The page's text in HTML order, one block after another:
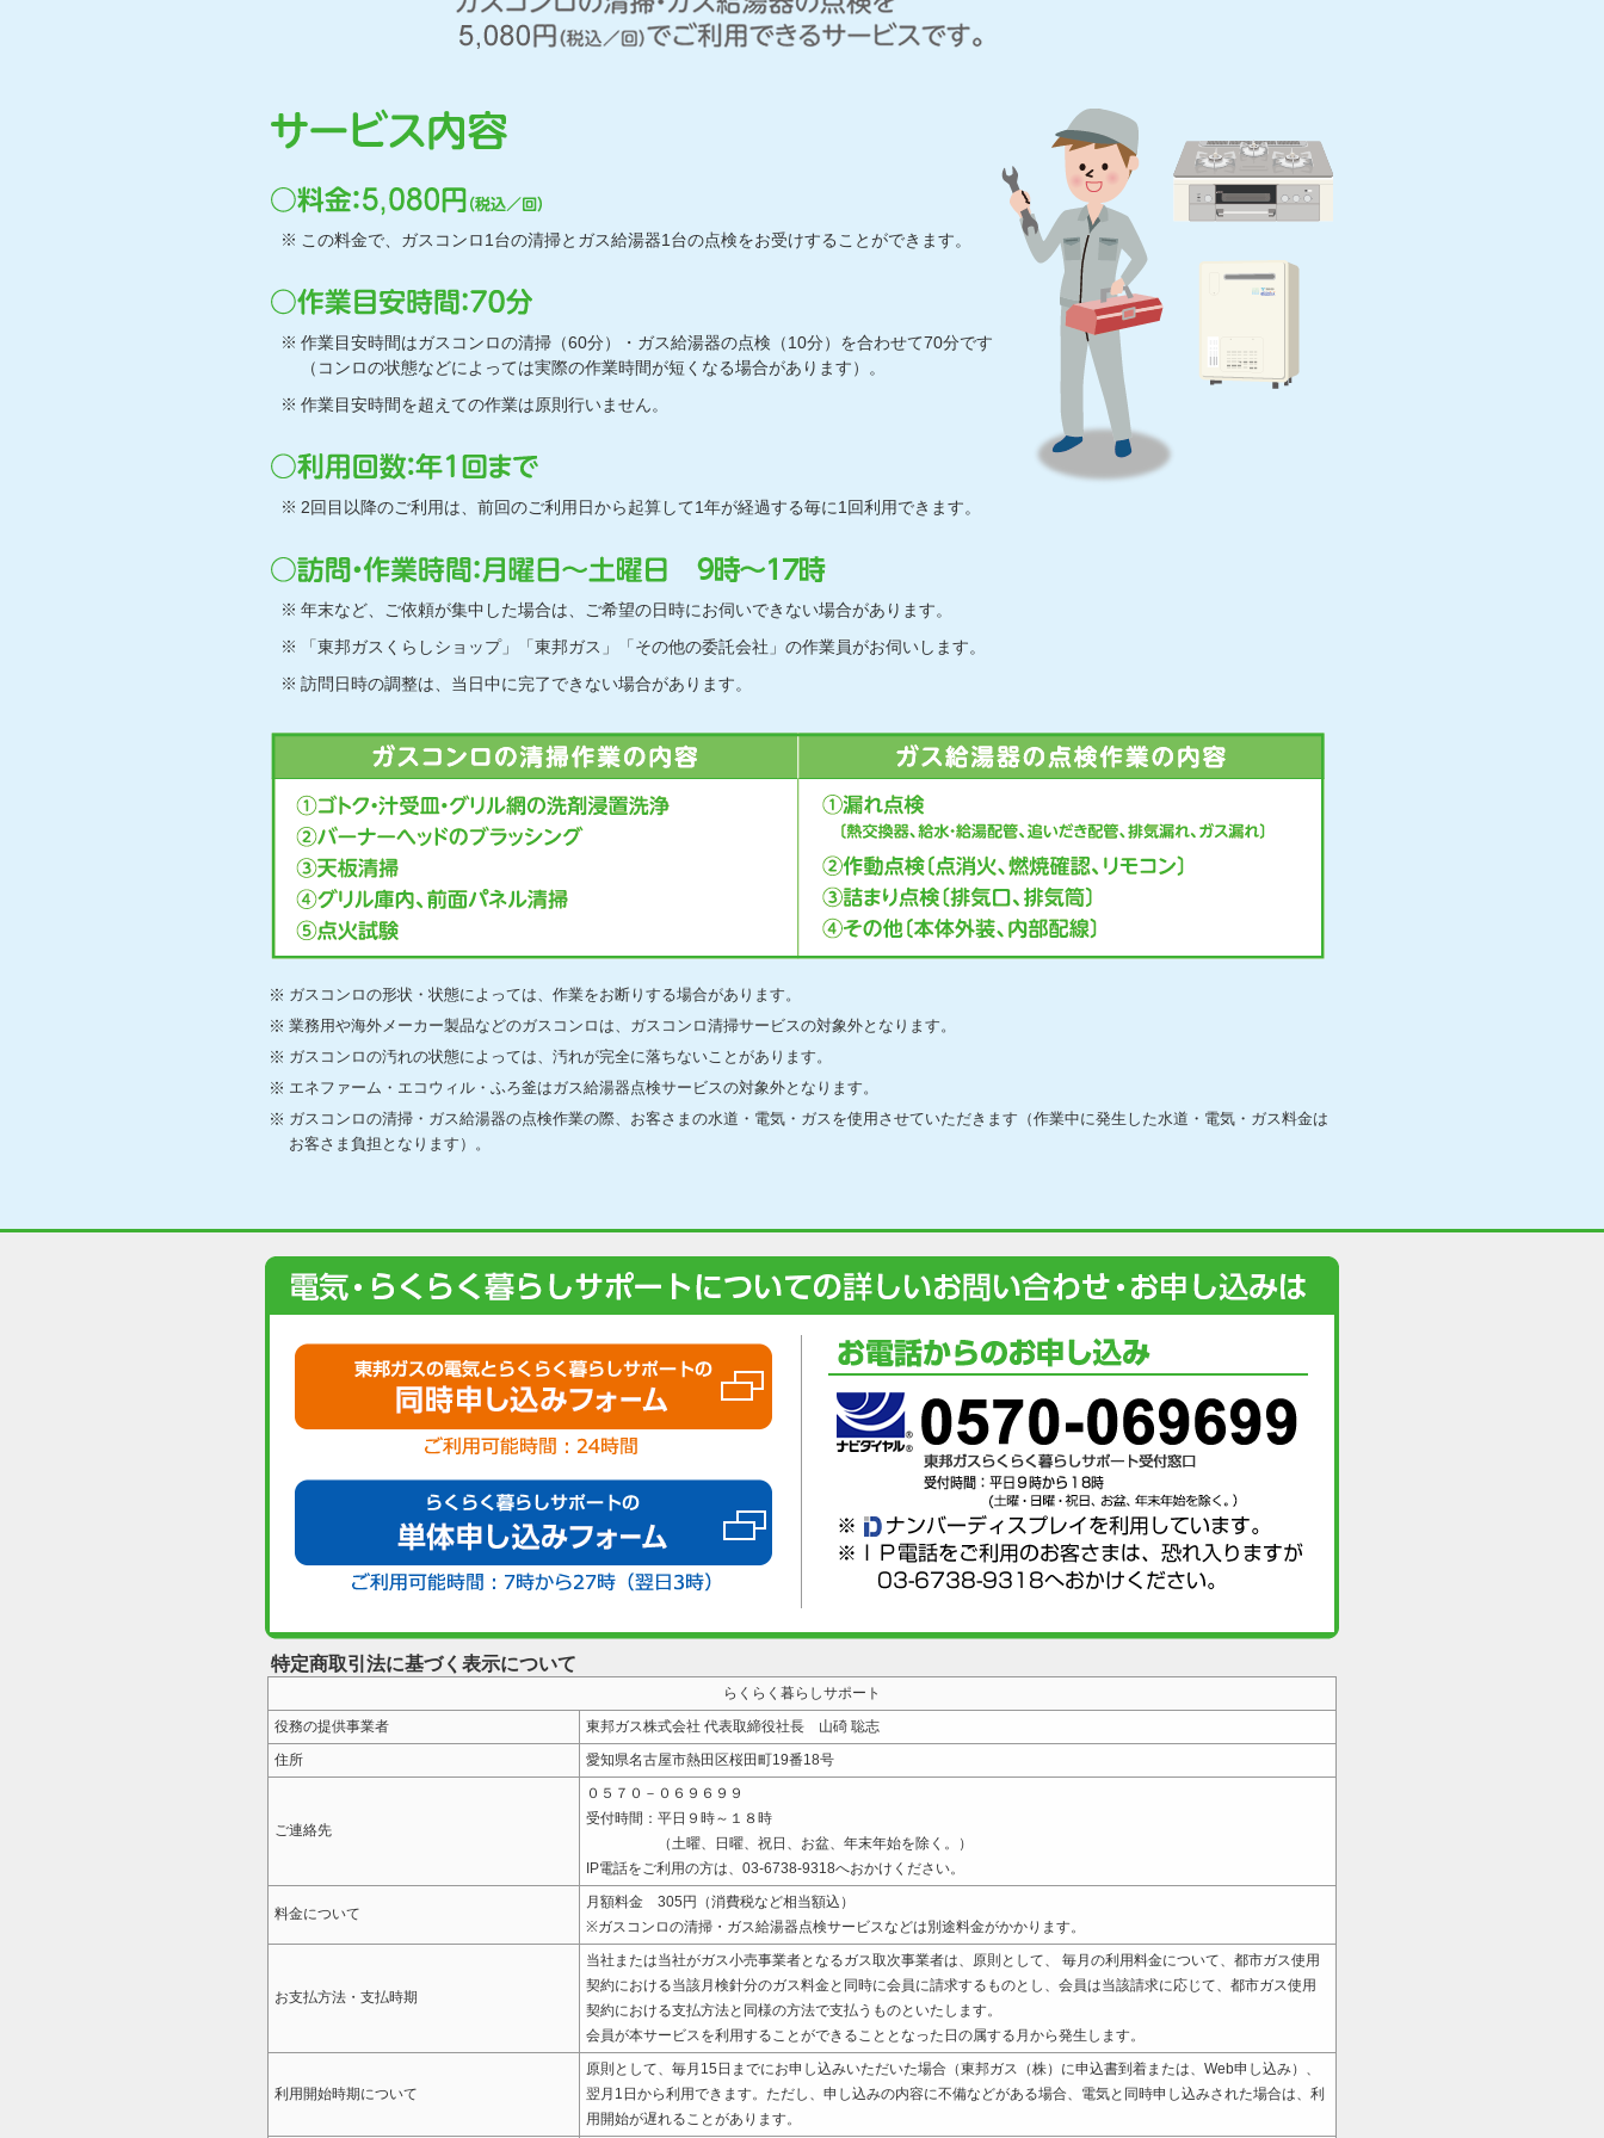
この料金で、ガスコンロ1台の清掃とガス給湯器1台の点検をお受けすることができます。
作業目安時間はガスコンロの清掃（60分）・ガス給湯器の点検（10分）を合わせて70分です
（コンロの状態などによっては実際の作業時間が短くなる場合があります）。
作業目安時間を超えての作業は原則行いません。
2回目以降のご利用は、前回のご利用日から起算して1年が経過する毎に1回利用できます。
年末など、ご依頼が集中した場合は、ご希望の日時にお伺いできない場合があります。
「東邦ガスくらしショップ」「東邦ガス」「その他の委託会社」の作業員がお伺いします。
訪問日時の調整は、当日中に完了できない場合があります。
ガスコンロの形状・状態によっては、作業をお断りする場合があります。
業務用や海外メーカー製品などのガスコンロは、ガスコンロ清掃サービスの対象外となります。
ガスコンロの汚れの状態によっては、汚れが完全に落ちないことがあります。
エネファーム・エコウィル・ふろ釜はガス給湯器点検サービスの対象外となります。
ガスコンロの清掃・ガス給湯器の点検作業の際、お客さまの水道・電気・ガスを使用させていただきます（作業中に発生した水道・電気・ガス料金は
お客さま負担となります）。
特定商取引法に基づく表示について
らくらく暮らしサポート
役務の提供事業者
東邦ガス株式会社 代表取締役社長 山碕 聡志
住所
愛知県名古屋市熱田区桜田町19番18号
ご連絡先
０５７０－０６９６９９
受付時間：平日９時～１８時
（土曜、日曜、祝日、お盆、年末年始を除く。）
IP電話をご利用の方は、03-6738-9318へおかけください。
料金について
月額料金 305円（消費税など相当額込）
※ガスコンロの清掃・ガス給湯器点検サービスなどは別途料金がかかります。
お支払方法・支払時期
当社または当社がガス小売事業者となるガス取次事業者は、原則として、 毎月の利用料金について、都市ガス使用
契約における当該月検針分のガス料金と同時に会員に請求するものとし、会員は当該請求に応じて、都市ガス使用
契約における支払方法と同様の方法で支払うものといたします。
会員が本サービスを利用することができることとなった日の属する月から発生します。
利用開始時期について
原則として、毎月15日までにお申し込みいただいた場合（東邦ガス（株）に申込書到着または、Web申し込み）、
翌月1日から利用できます。ただし、申し込みの内容に不備などがある場合、電気と同時申し込みされた場合は、利
用開始が遅れることがあります。